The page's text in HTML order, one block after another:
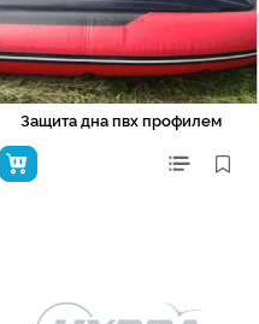
Защита дна пвх профилем